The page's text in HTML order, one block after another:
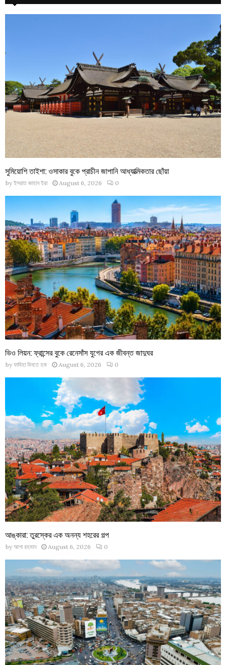
সুমিয়োশি তাইশা: ওসাকার বুকে প্রাচীন জাপানি আধ্যাত্মিকতার ছোঁয়া
by ইসরাত জাহান ইরা August 6, 2026 0
ভিও লিয়ন: ফ্রান্সের বুকে রেনেসাঁস যুগের এক জীবন্ত জাদুঘর
by ফাবিহা বিনতে হক August 6, 2026 0
আঙ্কারা: তুরস্কের এক অনন্য শহরের গল্প
by আশা রহমান August 6, 2026 0